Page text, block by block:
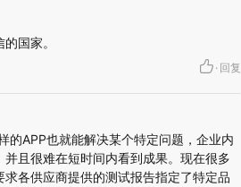
国家。
· 回复
APP也就能解决某个特定问题，企业内
且很难在短时间内看到成果。现在很多
各供应商提供的测试报告指定了特定品